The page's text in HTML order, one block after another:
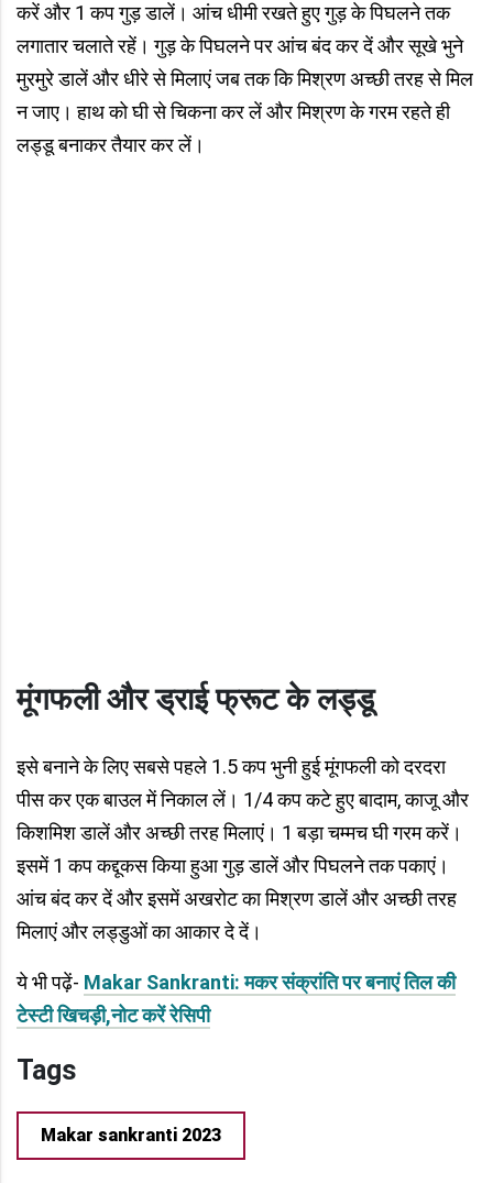
करें और 1 कप गुड़ डालें। आंच धीमी रखते हुए गुड़ के पिघलने तक
लगातार चलाते रहें। गुड़ के पिघलने पर आंच बंद कर दें और सूखे भुने
मुरमुरे डालें और धीरे से मिलाएं जब तक कि मिश्रण अच्छी तरह से मिल
न जाए। हाथ को घी से चिकना कर लें और मिश्रण के गरम रहते ही
लड्डू बनाकर तैयार कर लें।
मूंगफली और ड्राई फ्रूट के लड्डू
इसे बनाने के लिए सबसे पहले 1.5 कप भुनी हुई मूंगफली को दरदरा
पीस कर एक बाउल में निकाल लें। 1/4 कप कटे हुए बादाम, काजू और
किशमिश डालें और अच्छी तरह मिलाएं। 1 बड़ा चम्मच घी गरम करें।
इसमें 1 कप कद्दूकस किया हुआ गुड़ डालें और पिघलने तक पकाएं।
आंच बंद कर दें और इसमें अखरोट का मिश्रण डालें और अच्छी तरह
मिलाएं और लड्डुओं का आकार दे दें।
ये भी पढ़ें- Makar Sankranti: मकर संक्रांति पर बनाएं तिल की
टेस्टी खिचड़ी,नोट करें रेसिपी
Tags
Makar sankranti 2023